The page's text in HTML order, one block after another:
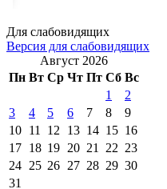
Для слабовидящих
Версия для слабовидящих
Август 2026
Пн Вт Ср Чт Пт Сб Вс
1
2
3
4 5 6 7 8
9
10 11 12 13 14 15 16
17 18 19 20 21 22 23
24 25 26 27 28 29 30
31